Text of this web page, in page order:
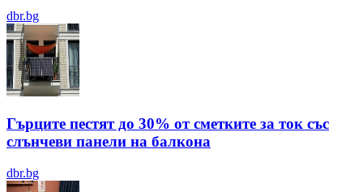
dbr.bg
Гърците пестят до 30% от сметките за ток със
слънчеви панели на балкона
dbr.bg